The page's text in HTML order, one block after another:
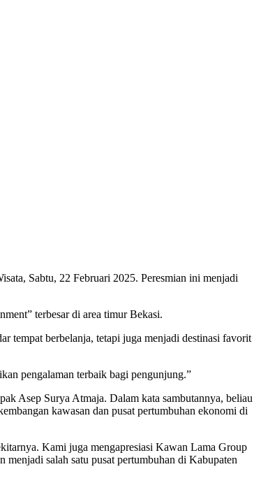
Sabtu, 22 Februari 2025. Peresmian ini menjadi
terbesar di area timur Bekasi.
tempat berbelanja, tetapi juga menjadi destinasi favorit
pengalaman terbaik bagi pengunjung.”
Asep Surya Atmaja. Dalam kata sambutannya, beliau
kawasan dan pusat pertumbuhan ekonomi di
Kami juga mengapresiasi Kawan Lama Group
salah satu pusat pertumbuhan di Kabupaten